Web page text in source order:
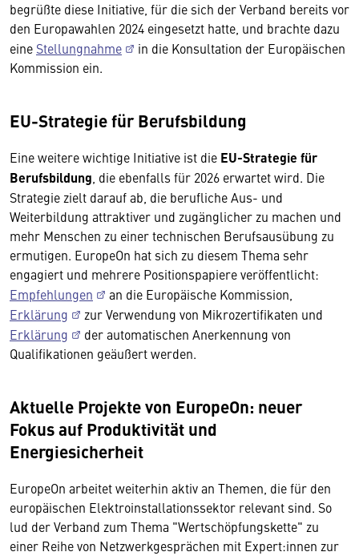
begrüßte diese Initiative, für die sich der Verband bereits vor
den Europawahlen 2024 eingesetzt hatte, und brachte dazu
eine Stellungnahme
in die Konsultation der Europäischen
Kommission ein.
EU-Strategie für Berufsbildung
Eine weitere wichtige Initiative ist die EU-Strategie für
Berufsbildung , die ebenfalls für 2026 erwartet wird. Die
Strategie zielt darauf ab, die berufliche Aus- und
Weiterbildung attraktiver und zugänglicher zu machen und
mehr Menschen zu einer technischen Berufsausübung zu
ermutigen. EuropeOn hat sich zu diesem Thema sehr
engagiert und mehrere Positionspapiere veröffentlicht:
Empfehlungen
an die Europäische Kommission,
Erklärung
zur Verwendung von Mikrozertifikaten und
Erklärung
der automatischen Anerkennung von
Qualifikationen geäußert werden.
Aktuelle Projekte von EuropeOn: neuer
Fokus auf Produktivität und
Energiesicherheit
EuropeOn arbeitet weiterhin aktiv an Themen, die für den
europäischen Elektroinstallationssektor relevant sind. So
lud der Verband zum Thema "Wertschöpfungskette" zu
einer Reihe von Netzwerkgesprächen mit Expert:innen zur